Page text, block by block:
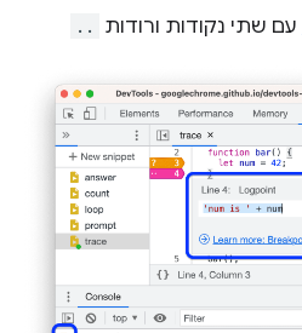
עם שתי נקודות ורודות ..